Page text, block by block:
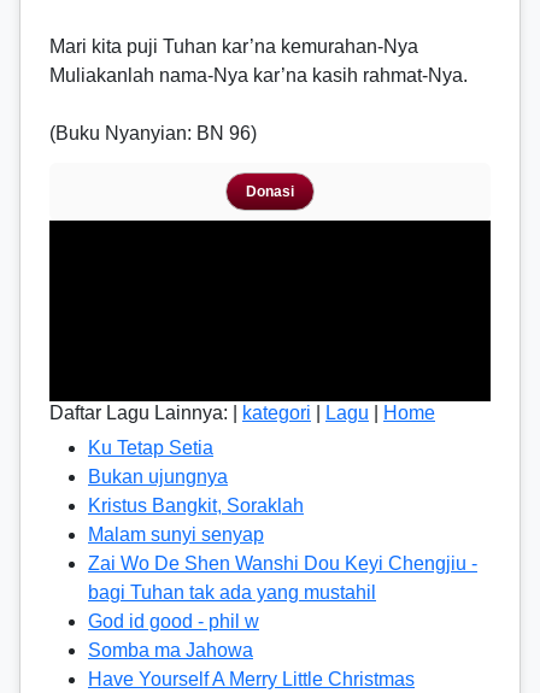
Mari kita puji Tuhan kar’na kemurahan-Nya
Muliakanlah nama-Nya kar’na kasih rahmat-Nya.
(Buku Nyanyian: BN 96)
Donasi
Daftar Lagu Lainnya: | kategori Lagu
Home
Ku Tetap Setia
Bukan ujungnya
Kristus Bangkit, Soraklah
Malam sunyi senyap
Zai Wo De Shen Wanshi Dou Keyi Chengjiu -
bagi Tuhan tak ada yang mustahil
God id good - phil w
Somba ma Jahowa
Have Yourself A Merry Little Christmas